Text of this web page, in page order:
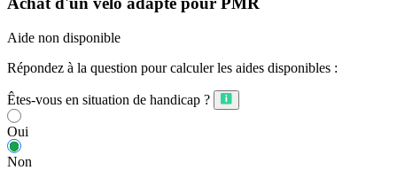
Aide non disponible
Répondez à la question pour calculer les aides disponibles :
Êtes-vous en situation de handicap ?
Oui
Non